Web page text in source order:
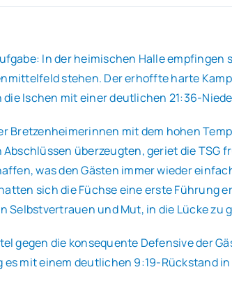
In der heimischen Halle empfingen
stehen. Der erhoffte harte
Ischen mit einer deutlichen 21:36-
Bretzenheimerinnen mit dem hohen
überzeugten, geriet die TSG
was den Gästen immer wieder
sich die Füchse eine erste Führung
Selbstvertrauen und Mut, in die Lücke
gegen die konsequente Defensive der
mit einem deutlichen 9:19-Rückstand